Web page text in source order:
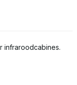
infraroodcabines.